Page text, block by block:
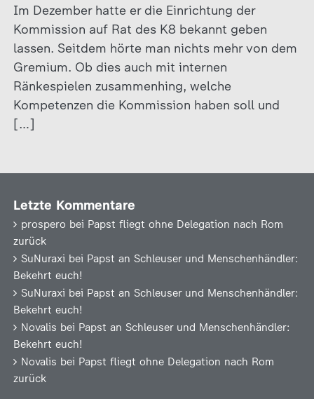
Im Dezember hatte er die Einrichtung der
Kommission auf Rat des K8 bekannt geben
lassen. Seitdem hörte man nichts mehr von dem
Gremium. Ob dies auch mit internen
Ränkespielen zusammenhing, welche
Kompetenzen die Kommission haben soll und
[…]
Letzte Kommentare
prospero bei Papst fliegt ohne Delegation nach Rom
zurück
SuNuraxi bei Papst an Schleuser und Menschenhändler:
Bekehrt euch!
SuNuraxi bei Papst an Schleuser und Menschenhändler:
Bekehrt euch!
Novalis bei Papst an Schleuser und Menschenhändler:
Bekehrt euch!
Novalis bei Papst fliegt ohne Delegation nach Rom
zurück